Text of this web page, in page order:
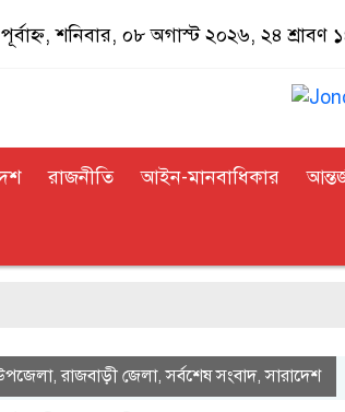
শনিবার, ০৮ অগাস্ট ২০২৬, ২৪ শ্রাবণ
রাজনীতি আইন-মানবাধিকার
উপজেলা,রাজবাড়ী জেলা,সর্বশেষ সংবাদ,সারাদেশ